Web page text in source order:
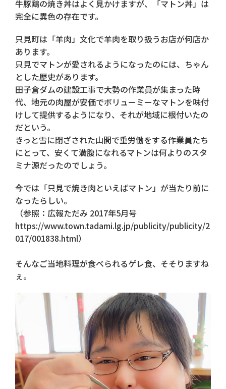
牛豚鶏の焼き丼はよく見かけますが、「マトン丼」は
完全に異色の存在です。
只見町は「羊肉」文化で羊肉を取り扱うお店が何店か
あります。
只見でマトンが愛されるようになったのには、ちゃん
とした歴史があります。
田子倉ダムの建設工事で大勢の作業員が集まった時
代、地元の肉屋が安価でボリューミーなマトンを味付
けして提供するようになり、それが地域に根付いたの
だという。
きっと雪に閉ざされた山間で重労働をする作業員たち
にとって、安くて満腹になれるマトンは何よりのスタ
ミナ源だったのでしょう。
今では「只見で焼き肉といえばマトン」が当たり前に
なったらしい。
（参照：広報ただみ 2017年5月号
https://www.town.tadami.lg.jp/publicity/publicity/2
017/001838.html）
そんなご当地料理が食べられるゲレ食、そそりますね
ぇ。